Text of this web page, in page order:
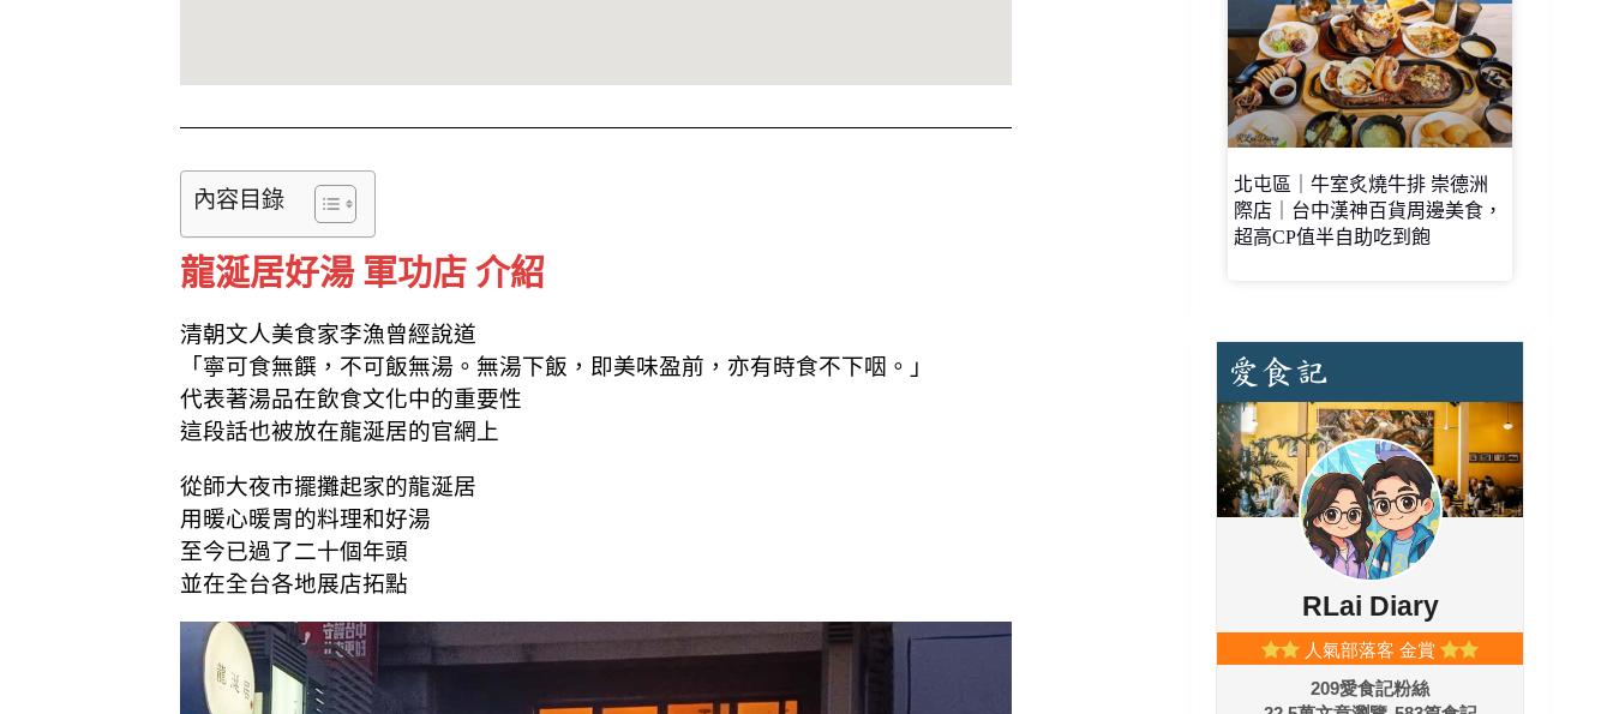
內容目錄
龍涎居好湯 軍功店 介紹
清朝文人美食家李漁曾經說道
「寧可食無饌，不可飯無湯。無湯下飯，即美味盈前，亦有時食不下咽。」
代表著湯品在飲食文化中的重要性
這段話也被放在龍涎居的官網上
從師大夜市擺攤起家的龍涎居
用暖心暖胃的料理和好湯
至今已過了二十個年頭
並在全台各地展店拓點
北屯區｜牛室炙燒牛排 崇德洲
際店｜台中漢神百貨周邊美食，
超高CP值半自助吃到飽